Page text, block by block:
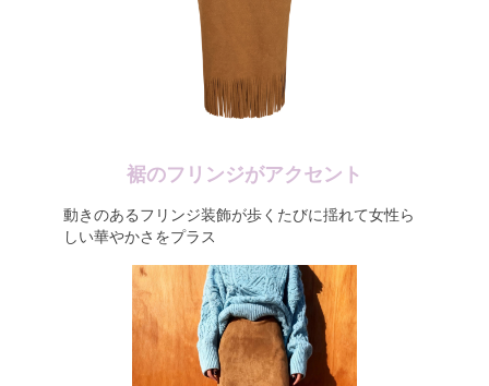
裾のフリンジがアクセント
動きのあるフリンジ装飾が歩くたびに揺れて女性ら
しい華やかさをプラス